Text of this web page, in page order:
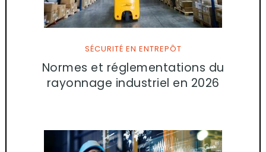
SÉCURITÉ EN ENTREPÔT
Normes et réglementations du
rayonnage industriel en 2026